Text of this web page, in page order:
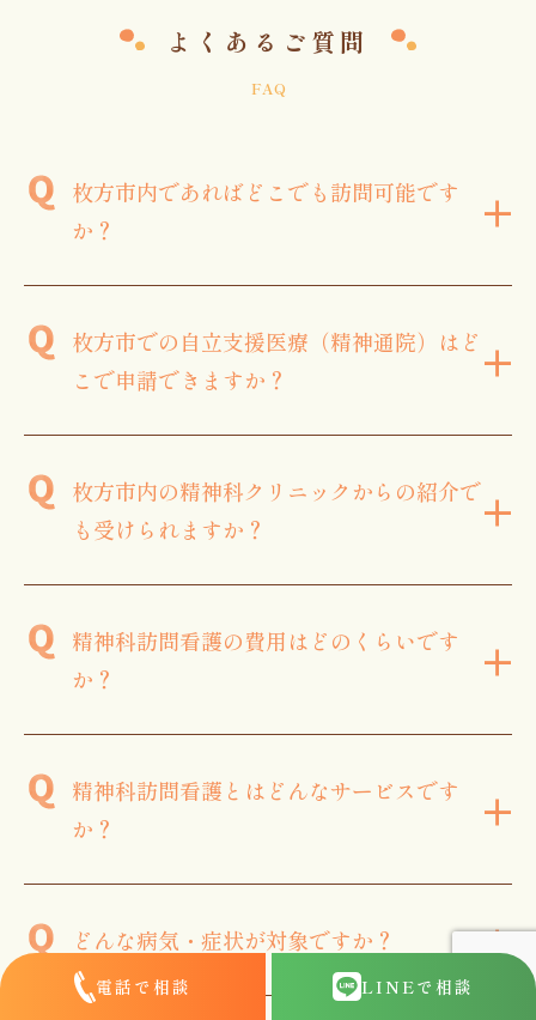
よくあるご質問
FAQ
枚方市内であればどこでも訪問可能です
か？
+
枚方市での自立支援医療（精神通院）はど
こで申請できますか？
+
枚方市内の精神科クリニックからの紹介で
も受けられますか？
+
精神科訪問看護の費用はどのくらいです
か？
+
精神科訪問看護とはどんなサービスです
か？
+
どんな病気・症状が対象ですか？
+
電話で相談 LINEで相談